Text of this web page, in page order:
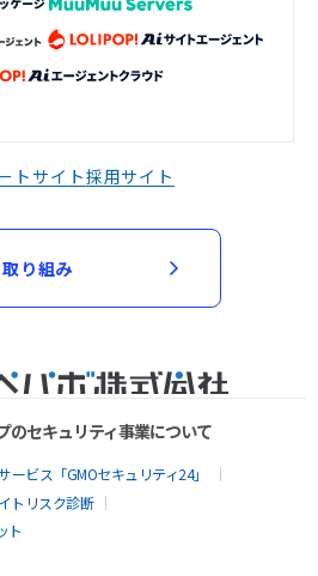
トサイト採用サイト
り組み
のセキュリティ事業について
ビス「GMOセキュリティ24」
トリスク診断
ト